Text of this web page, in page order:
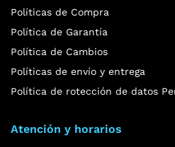
Políticas de Compra
Política de Garantía
Política de Cambios
Políticas de envío y entrega
Política de rotección de datos
Atención y horarios